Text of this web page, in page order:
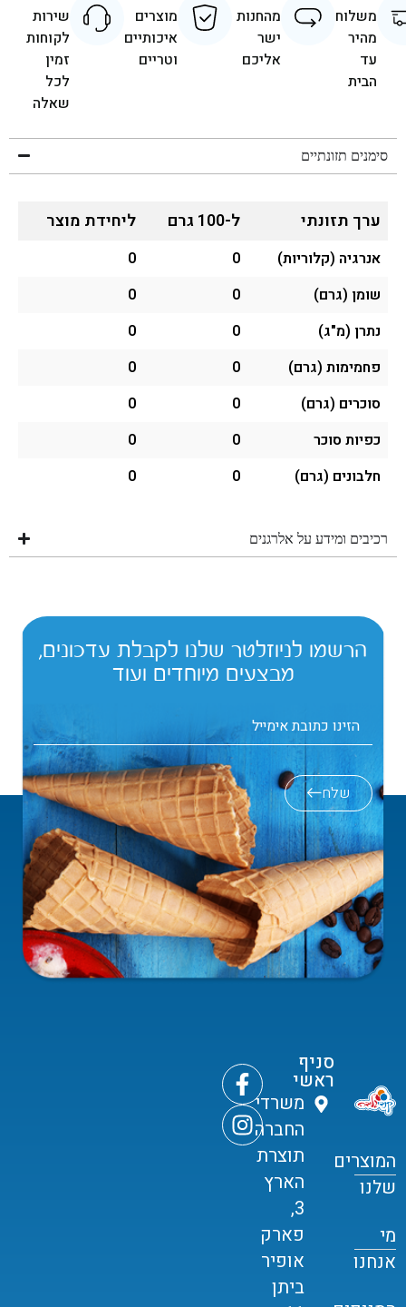
משלוח
מהיר
עד
הבית
מהחנות
ישר
אליכם
מוצרים
איכותיים
וטריים
שירות
לקוחות
זמין
לכל
שאלה
סימנים תזונתיים
ערך תזונתי ל-100 גרם ליחידת מוצר
אנרגיה (קלוריות) 0
0
שומן (גרם)
0
0
נתרן (מ"ג)
0
0
פחמימות (גרם)
0
0
סוכרים (גרם)
0
0
כפיות סוכר
0
0
חלבונים (גרם)
0
0
רכיבים ומידע על אלרגנים
הרשמו לניוזלטר שלנו לקבלת עדכונים,
מבצעים מיוחדים ועוד
שלח
המוצרים
שלנו
מי
אנחנו
סניף
ראשי
משרדי
החברה
תוצרת
הארץ
3,
פארק
אופיר
ביתן